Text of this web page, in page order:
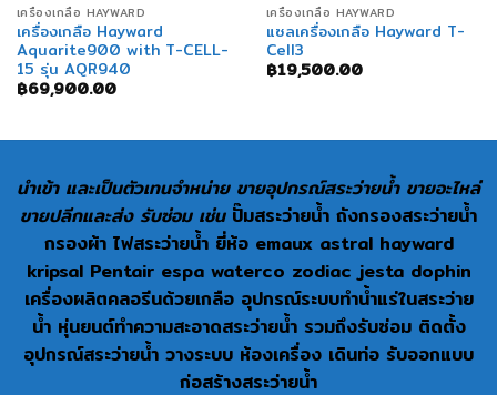
เครื่องเกลือ HAYWARD
เครื่องเกลือ Hayward
Aquarite900 with T-CELL-
15 รุ่น AQR940
฿69,900.00
เครื่องเกลือ HAYWARD
แซลเครื่องเกลือ Hayward T-
Cell3
฿19,500.00
นำเข้า และเป็นตัวเทนจำหน่าย ขายอุปกรณ์สระว่ายน้ำ ขายอะไหล่
ขายปลีกและส่ง รับซ่อม เช่น ปั๊มสระว่ายน้ำ ถังกรองสระว่ายน้ำ
กรองผ้า ไฟสระว่ายน้ำ ยี่ห้อ emaux astral hayward
kripsal Pentair espa waterco zodiac jesta dophin
เครื่องผลิตคลอรีนด้วยเกลือ อุปกรณ์ระบบทำน้ำแร่ในสระว่าย
น้ำ หุ่นยนต์ทำความสะอาดสระว่ายน้ำ รวมถึงรับซ่อม ติดตั้ง
อุปกรณ์สระว่ายน้ำ วางระบบ ห้องเครื่อง เดินท่อ รับออกแบบ
ก่อสร้างสระว่ายน้ำ